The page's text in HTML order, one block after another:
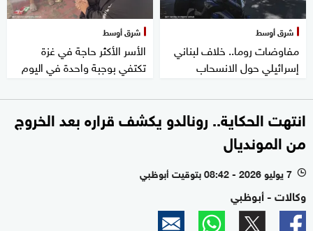
شرق أوسط
مفاوضات روما.. خلاف لبناني
إسرائيلي حول الانسحاب
شرق أوسط
الأسر الأكثر حاجة في غزة
تكتفي بوجبة واحدة في اليوم
انتهت الحكاية.. رونالدو يكشف قراره بعد الخروج
من المونديال
l 7 يوليو 2026 - 08:42 بتوقيت أبوظبي
وكالات - أبوظبي